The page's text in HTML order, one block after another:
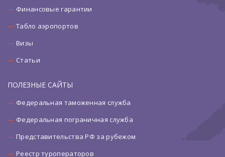
Финансовые гарантии
Табло аэропортов
Визы
Статьи
ПОЛЕЗНЫЕ САЙТЫ
Федеральная таможенная служба
Федеральная пограничная служба
Представительства РФ за рубежом
Реестр туроператоров